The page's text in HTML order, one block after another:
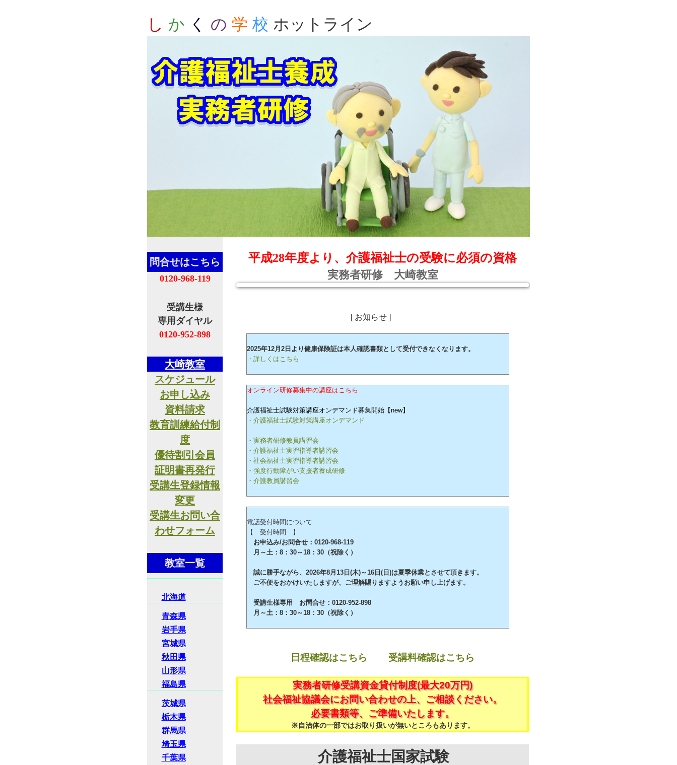
し か く の 学 校 ホットライン
平成28年度より、介護福祉士の受験に必須の資格
実務者研修 大崎教室
[ お知らせ ]
2025年12月2日より健康保険証は本人確認書類として受付できなくなります。
・詳しくはこちら
オンライン研修募集中の講座はこちら
介護福祉士試験対策講座オンデマンド募集開始【new】
・介護福祉士試験対策講座オンデマンド
・実務者研修教員講習会
・介護福祉士実習指導者講習会
・社会福祉士実習指導者講習会
・強度行動障がい支援者養成研修
・介護教員講習会
電話受付時間について
【 受付時間 】
お申込み/お問合せ：0120-968-119
月～土：8：30～18：30（祝除く）
誠に勝手ながら、2026年8月13日(木)～16日(日)は夏季休業とさせて頂きます。
ご不便をおかけいたしますが、ご理解賜りますようお願い申し上げます。
受講生様専用 お問合せ：0120-952-898
月～土：8：30～18：30（祝除く）
日程確認はこちら 受講料確認はこちら
実務者研修受講資金貸付制度(最大20万円)
社会福祉協議会にお問い合わせの上、ご相談ください。
必要書類等、ご準備いたします。
※自治体の一部ではお取り扱いが無いところもあります。
介護福祉士国家試験
問合せはこちら
0120-968-119
受講生様
専用ダイヤル
0120-952-898
大崎教室
スケジュール
お申し込み
資料請求
教育訓練給付制
度
優待割引会員
証明書再発行
受講生登録情報
変更
受講生お問い合
わせフォーム
教室一覧
北海道
青森県
岩手県
宮城県
秋田県
山形県
福島県
茨城県
栃木県
群馬県
埼玉県
千葉県